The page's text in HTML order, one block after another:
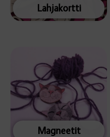
Lahjakortti
Magneetit